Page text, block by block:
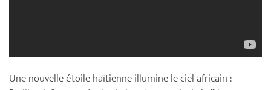
Une nouvelle étoile haïtienne illumine le ciel africain :